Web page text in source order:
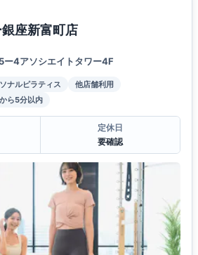
座新富町店
ー4アソシエイトタワー4F
ナルピラティス
他店舗利用
ら5分以内
定休日
要確認